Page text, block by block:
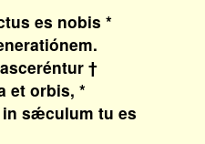
es nobis *
†
orbis, *
sǽculum tu es